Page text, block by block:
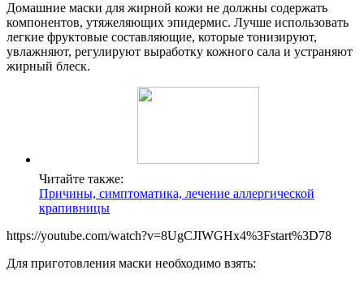
Домашние маски для жирной кожи не должны содержать
компонентов, утяжеляющих эпидермис. Лучше использовать
легкие фруктовые составляющие, которые тонизируют,
увлажняют, регулируют выработку кожного сала и устраняют
жирный блеск.
Читайте также:
Причины, симптоматика, лечение аллергической
крапивницы
https://youtube.com/watch?v=8UgCJIWGHx4%3Fstart%3D78
Для приготовления маски необходимо взять: